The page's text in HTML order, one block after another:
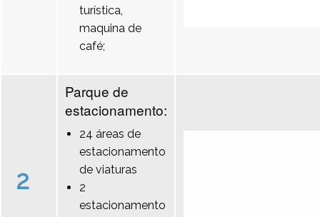
turística,
maquina de
café;
2
Parque de
estacionamento:
24 áreas de
estacionamento
de viaturas
2
estacionamento